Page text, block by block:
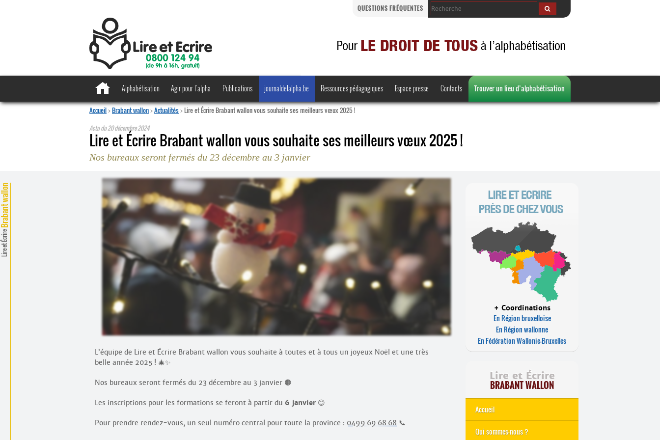
QUESTIONS FRÉQUENTES
Alphabétisation Agir pour l’alpha
Regards croisés
Publications journaldelalpha.be Ressources pédagogiques
Bienvenue en Belgique
Espace presse Contacts Trouver un lieu d’alphabétisation
Accueil>Brabant wallon>Actualités>Lire et Écrire Brabant wallon vous souhaite ses meilleurs vœux 2025 !
Actu du20 décembre 2024
Lire et Écrire Brabant wallon vous souhaite ses meilleurs vœux 2025 !
Nos bureaux seront fermés du 23 décembre au 3 janvier
Lire et Écrire
wallon
L’équipe de Lire et Écrire Brabant wallon vous souhaite à toutes et à tous un joyeux Noël et une très
belle année 2025 ! 🎄✨
Nos bureaux seront fermés du 23 décembre au 3 janvier 🟠
Les inscriptions pour les formations se feront à partir du 6 janvier 😊
Pour prendre rendez-vous, un seul numéro central pour toute la province : 0499 69 68 68 📞
+ Coordinations
En Région bruxelloise
En Région wallonne
En Fédération Wallonie-Bruxelles
Lire et Écrire
BRABANT WALLON
Accueil
Qui sommes-nous ?